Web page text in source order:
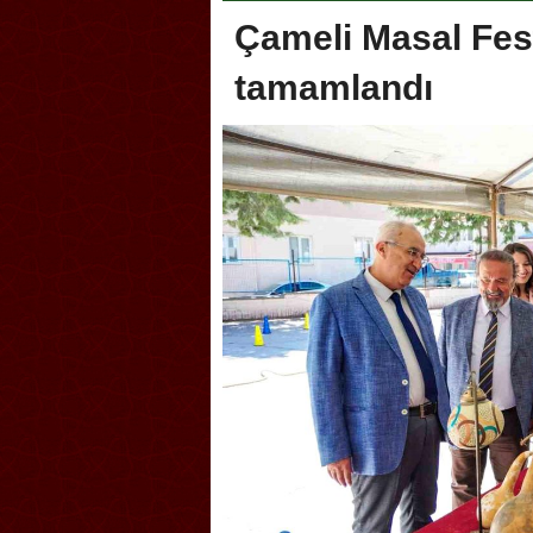
Çameli Masal
tamamlandı
Akçakoca, Geleneksel
Şampiyonası’na ev